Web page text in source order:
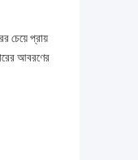
চেয়ে প্রায়
আবরণের